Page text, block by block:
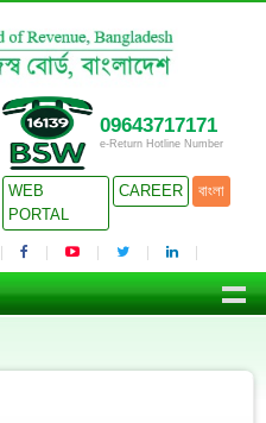
09643717171
e-Return Hotline Number
WEB
PORTAL
CAREER বাংলা